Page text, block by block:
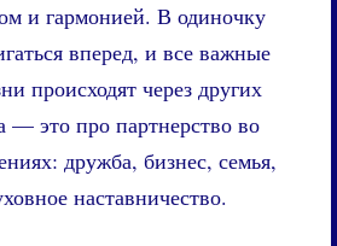
и гармонией. В одиночку
вперед, и все важные
происходят через других
— это про партнерство во
дружба, бизнес, семья,
наставничество.